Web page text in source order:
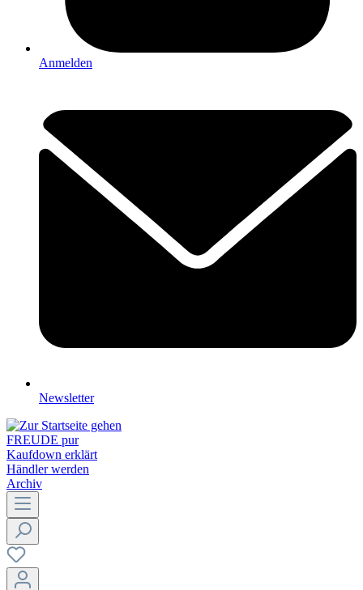
Anmelden
Newsletter
FREUDE pur
Kaufdown erklärt
Händler werden
Archiv